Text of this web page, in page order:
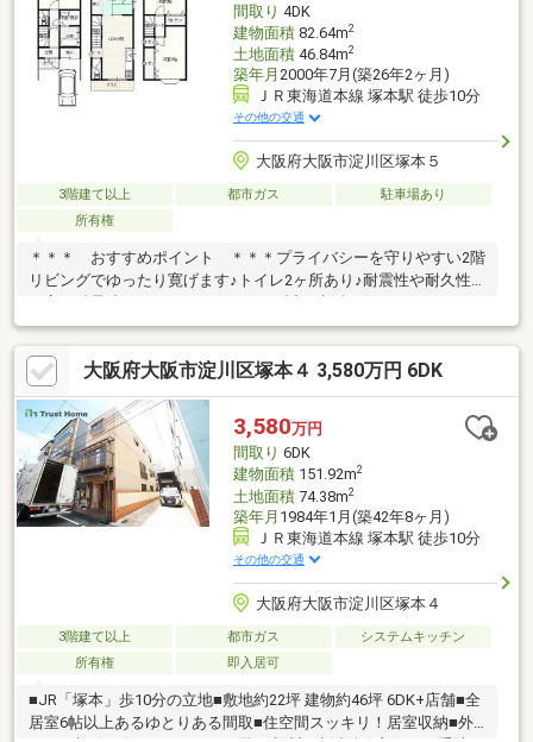
間取り 4DK
建物面積82.64m2
土地面積46.84m2
築年月 2000年7月(築26年2ヶ月)
ＪＲ東海道本線 塚本駅 徒歩10分
その他の交通
大阪府大阪市淀川区塚本５
3階建て以上 都市ガス
駐車場あり
所有権
＊＊＊ おすすめポイント ＊＊＊プライバシーを守りやすい2階
リビングでゆったり寛げます♪トイレ2ヶ所あり♪耐震性や耐久性
大阪府大阪市淀川区塚本４ 3,580万円 6DK
3,580万円
間取り 6DK
建物面積151.92m2
土地面積74.38m2
築年月 1984年1月(築42年8ヶ月)
ＪＲ東海道本線 塚本駅 徒歩10分
その他の交通
大阪府大阪市淀川区塚本４
3階建て以上 都市ガス
システムキッチン
所有権
即入居可
■JR「塚本」歩10分の立地■敷地約22坪 建物約46坪 6DK+店舗■全
居室6帖以上あるゆとりある間取■住空間スッキリ！居室収納■外